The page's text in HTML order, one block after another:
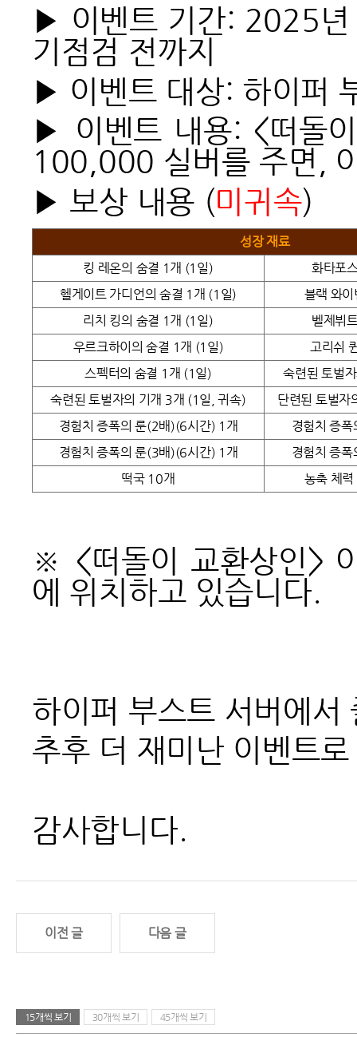
▶ 이벤트 기간: 2025
기점검 전까지
▶ 이벤트 대상: 하이퍼
▶ 이벤트 내용: <떠돌
100,000 실버를 주면,
▶ 보상 내용 (미귀속)
성장 재료
킹 레온의 숨결 1개 (1일)
화타포
헬게이트 가디언의 숨결 1개 (1일)
블랙 와
리치 킹의 숨결 1개 (1일)
벨제뷔
우르크하이의 숨결 1개 (1일)
고리쉬
스펙터의 숨결 1개 (1일)
숙련된 토벌
숙련된 토벌자의 기개 3개 (1일, 귀속)
단련된 토벌자
경험치 증폭의 룬(2배)(6시간) 1개
경험치 증
경험치 증폭의 룬(3배)(6시간) 1개
경험치 증
떡국 10개
농축 체
※ <떠돌이 교환상인>
에 위치하고 있습니다.
하이퍼 부스트 서버에
추후 더 재미난 이벤트
감사합니다.
이전 글 다음 글
15개씩 보기 30개씩 보기 45개씩 보기